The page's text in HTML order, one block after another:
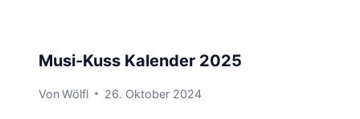
Musi-Kuss Kalender 2025
VonWölfl 26. Oktober 2024